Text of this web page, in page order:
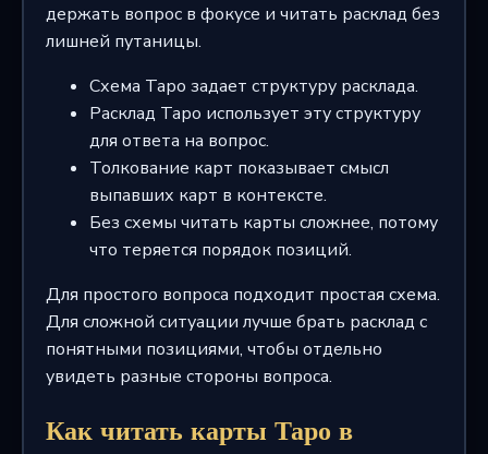
держать вопрос в фокусе и читать расклад без
лишней путаницы.
Схема Таро задает структуру расклада.
Расклад Таро использует эту структуру
для ответа на вопрос.
Толкование карт показывает смысл
выпавших карт в контексте.
Без схемы читать карты сложнее, потому
что теряется порядок позиций.
Для простого вопроса подходит простая схема.
Для сложной ситуации лучше брать расклад с
понятными позициями, чтобы отдельно
увидеть разные стороны вопроса.
Как читать карты Таро в